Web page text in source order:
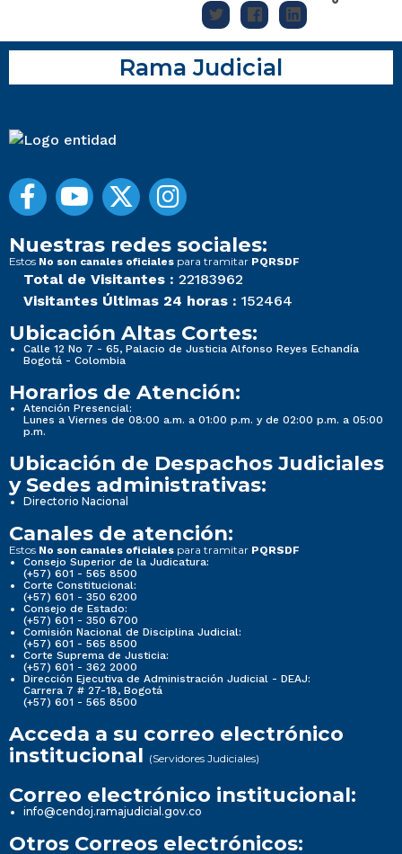
Rama Judicial
Nuestras redes sociales:
Estos No son canales oficiales para tramitar PQRSDF
Total de Visitantes : 22183962
Visitantes Últimas 24 horas : 152464
Ubicación Altas Cortes:
Calle 12 No 7 - 65, Palacio de Justicia Alfonso Reyes Echandía
Bogotá - Colombia
Horarios de Atención:
Atención Presencial:
Lunes a Viernes de 08:00 a.m. a 01:00 p.m. y de 02:00 p.m. a 05:00
p.m.
Ubicación de Despachos Judiciales
y Sedes administrativas:
Directorio Nacional
Canales de atención:
Estos No son canales oficiales para tramitar PQRSDF
Consejo Superior de la Judicatura:
(+57) 601 - 565 8500
Corte Constitucional:
(+57) 601 - 350 6200
Consejo de Estado:
(+57) 601 - 350 6700
Comisión Nacional de Disciplina Judicial:
(+57) 601 - 565 8500
Corte Suprema de Justicia:
(+57) 601 - 362 2000
Dirección Ejecutiva de Administración Judicial - DEAJ:
Carrera 7 # 27-18, Bogotá
(+57) 601 - 565 8500
Acceda a su correo electrónico
institucional (Servidores Judiciales)
Correo electrónico institucional:
info@cendoj.ramajudicial.gov.co
Otros Correos electrónicos: